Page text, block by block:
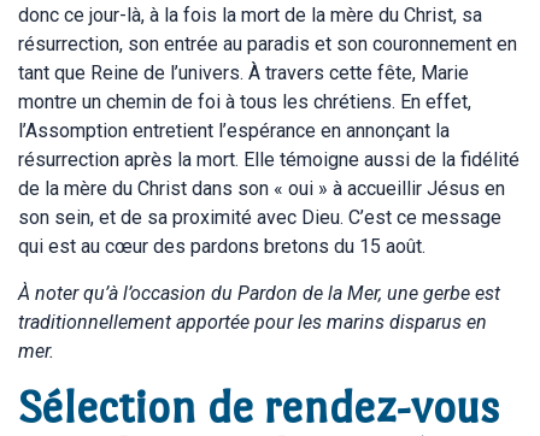
donc ce jour-là, à la fois la mort de la mère du Christ, sa
résurrection, son entrée au paradis et son couronnement en
tant que Reine de l’univers. À travers cette fête, Marie
montre un chemin de foi à tous les chrétiens. En effet,
l’Assomption entretient l’espérance en annonçant la
résurrection après la mort. Elle témoigne aussi de la fidélité
de la mère du Christ dans son « oui » à accueillir Jésus en
son sein, et de sa proximité avec Dieu. C’est ce message
qui est au cœur des pardons bretons du 15 août.
À noter qu’à l’occasion du Pardon de la Mer, une gerbe est
traditionnellement apportée pour les marins disparus en
mer.
Sélection de rendez-vous